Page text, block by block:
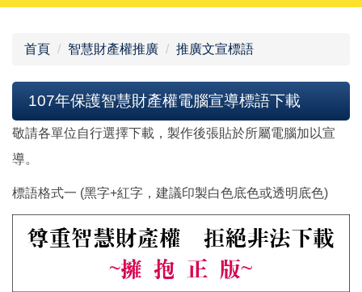
首頁 智慧財產權推廣 推廣文宣標語
107年保護智慧財產權電腦宣導標語下載
敬請各單位自行選擇下載，製作後張貼於所屬電腦加以宣
導。
標語格式一 (黑字+紅字，建議印製白色底色或透明底色)